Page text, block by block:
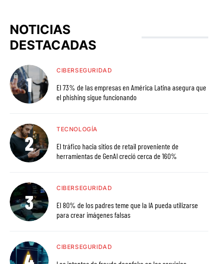
NOTICIAS
DESTACADAS
CIBERSEGURIDAD
El 73% de las empresas en América Latina asegura que
el phishing sigue funcionando
TECNOLOGÍA
El tráfico hacia sitios de retail proveniente de
herramientas de GenAI creció cerca de 160%
CIBERSEGURIDAD
El 80% de los padres teme que la IA pueda utilizarse
para crear imágenes falsas
CIBERSEGURIDAD